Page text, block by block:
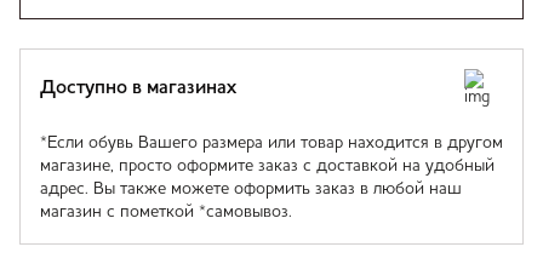
Доступно в магазинах
*Если обувь Вашего размера или товар находится в другом
магазине, просто оформите заказ с доставкой на удобный
адрес. Вы также можете оформить заказ в любой наш
магазин с пометкой *самовывоз.